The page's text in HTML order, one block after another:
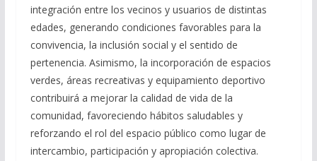
integración entre los vecinos y usuarios de distintas
edades, generando condiciones favorables para la
convivencia, la inclusión social y el sentido de
pertenencia. Asimismo, la incorporación de espacios
verdes, áreas recreativas y equipamiento deportivo
contribuirá a mejorar la calidad de vida de la
comunidad, favoreciendo hábitos saludables y
reforzando el rol del espacio público como lugar de
intercambio, participación y apropiación colectiva.